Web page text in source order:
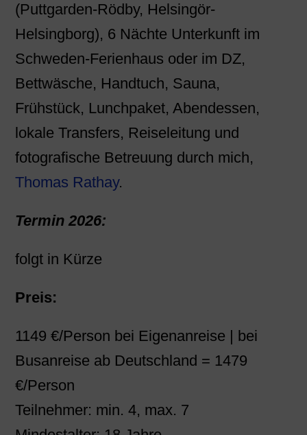
(Puttgarden-Rödby, Helsingör-
Helsingborg), 6 Nächte Unterkunft im
Schweden-Ferienhaus oder im DZ,
Bettwäsche, Handtuch, Sauna,
Frühstück, Lunchpaket, Abendessen,
lokale Transfers, Reiseleitung und
fotografische Betreuung durch mich,
Thomas Rathay.
Termin 2026:
folgt in Kürze
Preis:
1149 €/Person bei Eigenanreise | bei
Busanreise ab Deutschland = 1479
€/Person
Teilnehmer: min. 4, max. 7